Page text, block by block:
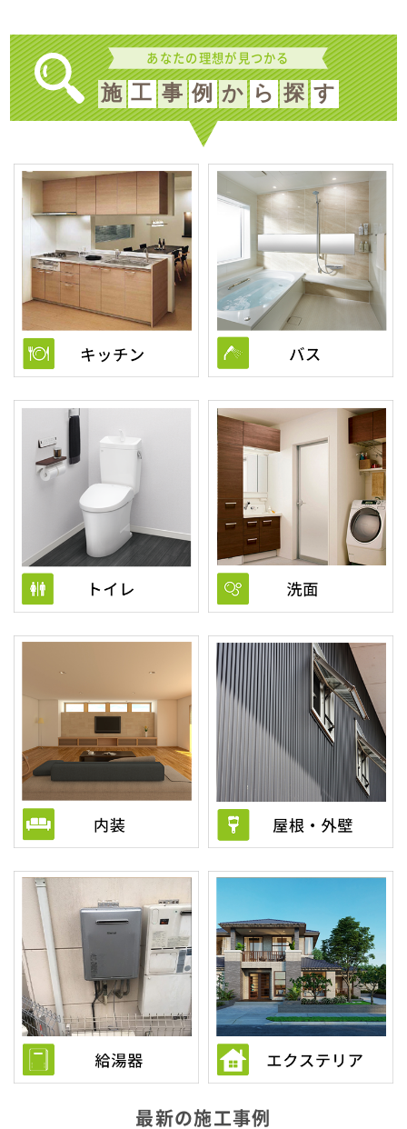
あなたの理想が見つかる
施 工 事 例 か ら 探 す
最新の施工事例